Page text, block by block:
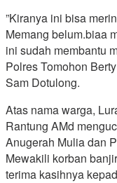
”Kiranya ini bisa
Memang belum.biaa
ini sudah membantu
Polres Tomohon
Sam Dotulong.
Atas nama warga,
Rantung AMd
Anugerah Mulia dan
Mewakili korban
terima kasihnya